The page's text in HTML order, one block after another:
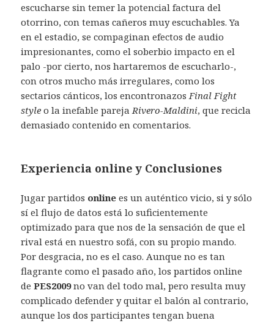
escucharse sin temer la potencial factura del
otorrino, con temas cañeros muy escuchables. Ya
en el estadio, se compaginan efectos de audio
impresionantes, como el soberbio impacto en el
palo -por cierto, nos hartaremos de escucharlo-,
con otros mucho más irregulares, como los
sectarios cánticos, los encontronazosFinal Fight
style o la inefable parejaRivero-Maldini, que recicla
demasiado contenido en comentarios.
Experiencia online y Conclusiones
Jugar partidos online es un auténtico vicio, si y sólo
sí el flujo de datos está lo suficientemente
optimizado para que nos de la sensación de que el
rival está en nuestro sofá, con su propio mando.
Por desgracia, no es el caso. Aunque no es tan
flagrante como el pasado año, los partidos online
dePES2009no van del todo mal, pero resulta muy
complicado defender y quitar el balón al contrario,
aunque los dos participantes tengan buena